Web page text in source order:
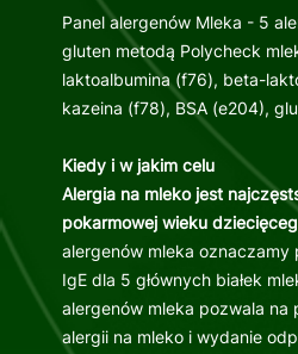
Panel alergenów Mleka - 5
gluten metodą Polycheck
laktoalbumina (f76), beta-
kazeina (f78), BSA (e204),
Kiedy i w jakim celu
Alergia na mleko jest
pokarmowej wieku
alergenów mleka oznaczamy
IgE dla 5 głównych białek
alergenów mleka pozwala na
alergii na mleko i wydanie